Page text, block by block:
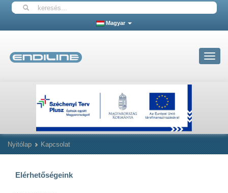
Magyar
Toggle
Nyitólap Kapcsolat
Elérhetőségeink